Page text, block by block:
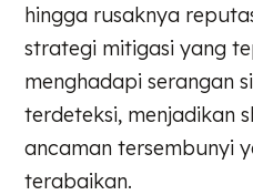
hingga rusaknya
strategi mitigasi yang
menghadapi serangan
terdeteksi, menjadikan
ancaman tersembunyi
terabaikan.